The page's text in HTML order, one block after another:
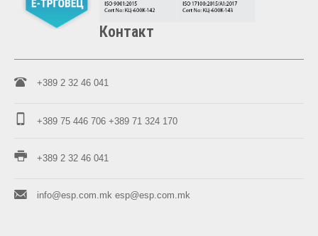
Контакт
+389 2 32 46 041
+389 75 446 706 +389 71 324 170
+389 2 32 46 041
info@esp.com.mk esp@esp.com.mk